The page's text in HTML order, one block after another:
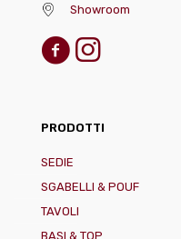
Showroom
PRODOTTI
SEDIE
SGABELLI & POUF
TAVOLI
BASI & TOP